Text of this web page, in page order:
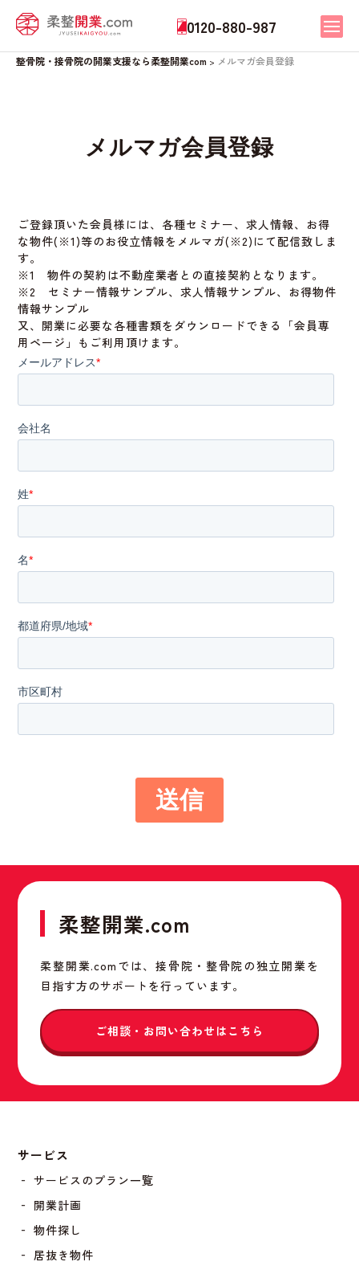
0120-880-987
整骨院・接骨院の開業支援なら柔整開業com > メルマガ会員登録
メルマガ会員登録
ご登録頂いた会員様には、各種セミナー、求人情報、お得
な物件(※1)等のお役立情報をメルマガ(※2)にて配信致しま
す。
※1 物件の契約は不動産業者との直接契約となります。
※2 セミナー情報サンプル、求人情報サンプル、お得物件
情報サンプル
又、開業に必要な各種書類をダウンロードできる「会員専
用ページ」もご利用頂けます。
柔整開業.com
柔整開業.comでは、接骨院・整骨院の独立開業を
目指す方のサポートを行っています。
ご相談・お問い合わせはこちら
サービス
‐ サービスのプラン一覧
‐ 開業計画
‐ 物件探し
‐ 居抜き物件